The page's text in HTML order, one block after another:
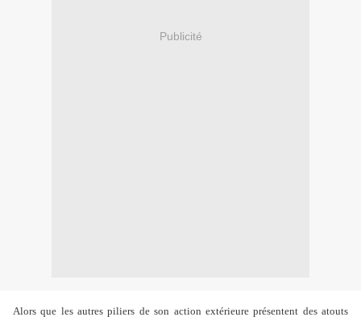
Publicité
Alors que les autres piliers de son action extérieure présentent des atouts